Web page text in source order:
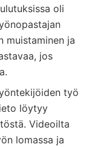
oli
muistaminen ja
jos
työ
löytyy
Videoilta
lomassa ja